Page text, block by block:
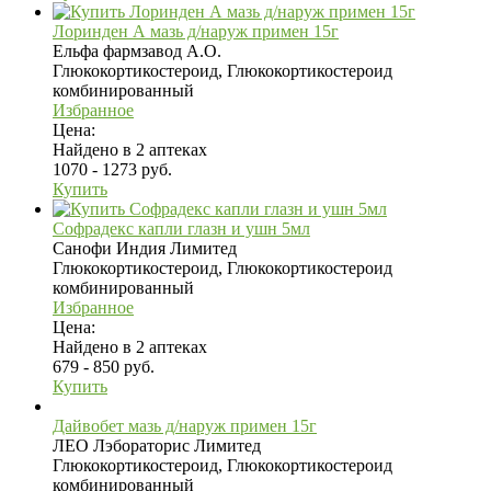
Лоринден А мазь д/наруж примен 15г
Ельфа фармзавод А.О.
Глюкокортикостероид, Глюкокортикостероид
комбинированный
Избранное
Цена:
Найдено в 2 аптеках
1070 - 1273 руб.
Купить
Софрадекс капли глазн и ушн 5мл
Санофи Индия Лимитед
Глюкокортикостероид, Глюкокортикостероид
комбинированный
Избранное
Цена:
Найдено в 2 аптеках
679 - 850 руб.
Купить
Дайвобет мазь д/наруж примен 15г
ЛЕО Лэбораторис Лимитед
Глюкокортикостероид, Глюкокортикостероид
комбинированный